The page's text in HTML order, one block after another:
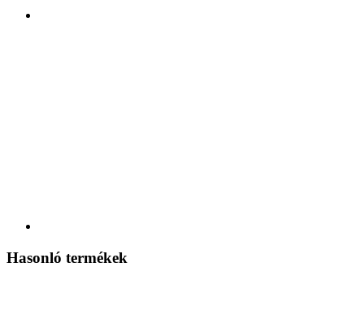
Hasonló termékek